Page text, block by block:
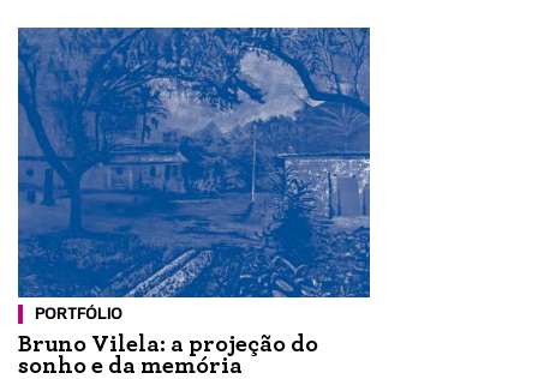
PORTFÓLIO
Bruno Vilela: a projeção do
sonho e da memória